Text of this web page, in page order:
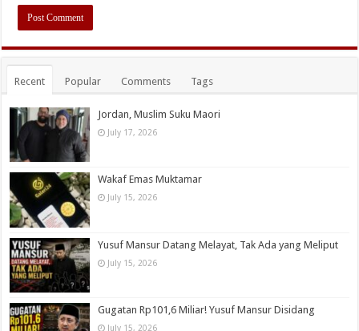
Recent Popular Comments Tags
Jordan, Muslim Suku Maori
July 17, 2026
Wakaf Emas Muktamar
July 15, 2026
Yusuf Mansur Datang Melayat, Tak Ada yang Meliput
July 15, 2026
Gugatan Rp101,6 Miliar! Yusuf Mansur Disidang
July 15, 2026